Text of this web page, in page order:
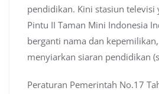
pendidikan. Kini stasiun televisi
Pintu II Taman Mini Indonesia
berganti nama dan
menyiarkan siaran pendidikan
Peraturan Pemerintah No.17